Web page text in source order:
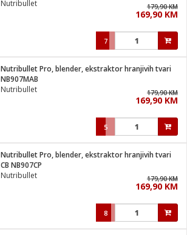
Nutribullet
179,90 KM
169,90 KM
7
Nutribullet Pro, blender, ekstraktor hranjivih tvari
NB907MAB
Nutribullet
179,90 KM
169,90 KM
5
Nutribullet Pro, blender, ekstraktor hranjivih tvari
CB NB907CP
Nutribullet
179,90 KM
169,90 KM
8